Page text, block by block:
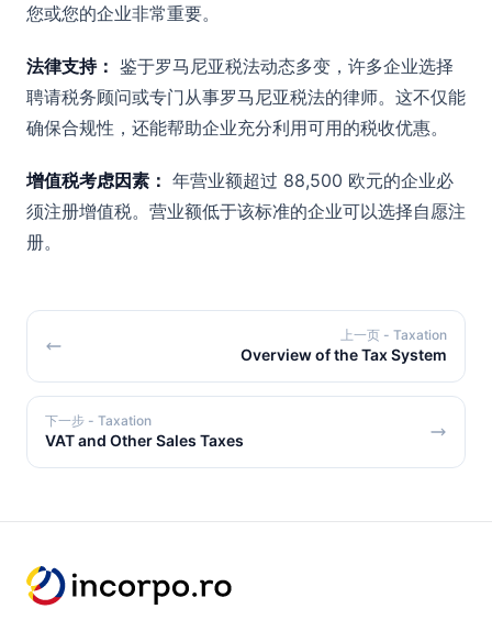
您或您的企业非常重要。
法律支持： 鉴于罗马尼亚税法动态多变，许多企业选择
聘请税务顾问或专门从事罗马尼亚税法的律师。这不仅能
确保合规性，还能帮助企业充分利用可用的税收优惠。
增值税考虑因素： 年营业额超过 88,500 欧元的企业必
须注册增值税。营业额低于该标准的企业可以选择自愿注
册。
上一页 - Taxation
Overview of the Tax System
下一步 - Taxation
VAT and Other Sales Taxes